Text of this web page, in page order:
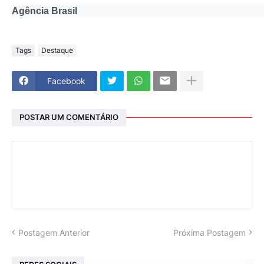
Agência Brasil
Tags Destaque
Facebook
POSTAR UM COMENTÁRIO
Postagem Anterior Próxima Postagem